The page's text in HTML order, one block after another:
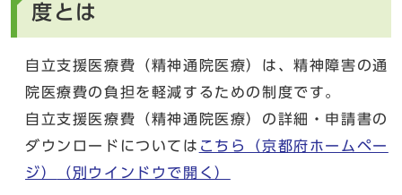
度とは
自立支援医療費（精神通院医療）は、精神障害の通
院医療費の負担を軽減するための制度です。
自立支援医療費（精神通院医療）の詳細・申請書の
ダウンロードについては こちら（京都府ホームペー
ジ）
（別ウインドウで開く）